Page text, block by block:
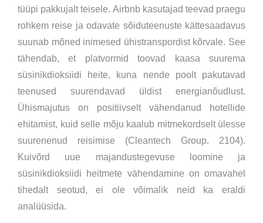
tüüpi pakkujalt teisele. Airbnb kasutajad teevad praegu
rohkem reise ja odavate sõiduteenuste kättesaadavus
suunab mõned inimesed ühistranspordist kõrvale. See
tähendab, et platvormid toovad kaasa suurema
süsinikdioksiidi heite, kuna nende poolt pakutavad
teenused suurendavad üldist energianõudlust.
Ühismajutus on positiivselt vähendanud hotellide
ehitamist, kuid selle mõju kaalub mitmekordselt ülesse
suurenenud reisimise (Cleantech Group. 2104).
Kuivõrd uue majandustegevuse loomine ja
süsinikdioksiidi heitmete vähendamine on omavahel
tihedalt seotud, ei ole võimalik neid ka eraldi
analüüsida.